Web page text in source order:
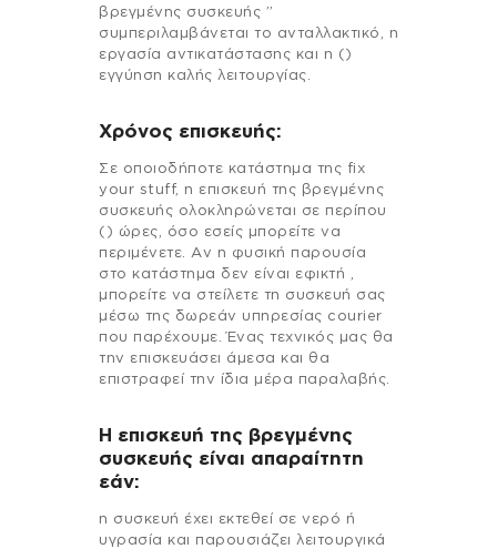
βρεγμένης συσκευής ”
συμπεριλαμβάνεται το ανταλλακτικό, η
εργασία αντικατάστασης και η ()
εγγύηση καλής λειτουργίας.
Χρόνος επισκευής:
Σε οποιοδήποτε κατάστημα της fix
your stuff, η επισκευή της βρεγμένης
συσκευής ολοκληρώνεται σε περίπου
() ώρες, όσο εσείς μπορείτε να
περιμένετε. Αν η φυσική παρουσία
στο κατάστημα δεν είναι εφικτή ,
μπορείτε να στείλετε τη συσκευή σας
μέσω της δωρεάν υπηρεσίας courier
που παρέχουμε. Ένας τεχνικός μας θα
την επισκευάσει άμεσα και θα
επιστραφεί την ίδια μέρα παραλαβής.
Η επισκευή της βρεγμένης
συσκευής είναι απαραίτητη
εάν:
η συσκευή έχει εκτεθεί σε νερό ή
υγρασία και παρουσιάζει λειτουργικά